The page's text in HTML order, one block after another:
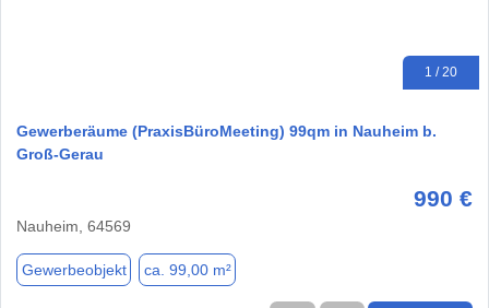
1 / 20
Gewerberäume (PraxisBüroMeeting) 99qm in Nauheim b.
Groß-Gerau
990 €
Nauheim, 64569
Gewerbeobjekt ca. 99,00 m²